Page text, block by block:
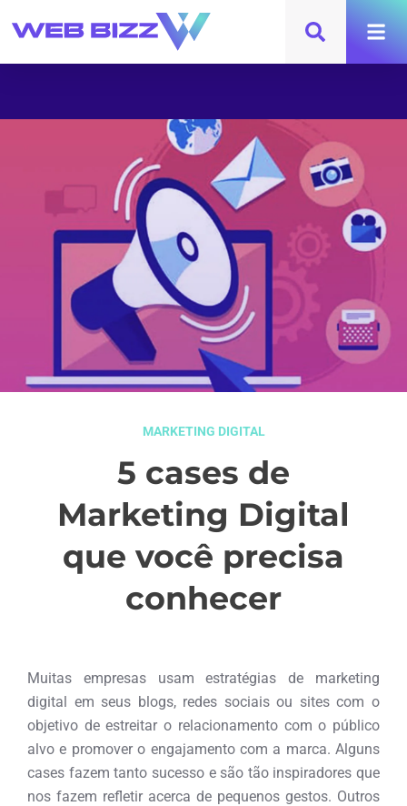
MARKETING DIGITAL
5 cases de
Marketing Digital
que você precisa
conhecer
Muitas empresas usam estratégias de marketing
digital em seus blogs, redes sociais ou sites com o
objetivo de estreitar o relacionamento com o público
alvo e promover o engajamento com a marca. Alguns
cases fazem tanto sucesso e são tão inspiradores que
nos fazem refletir acerca de pequenos gestos. Outros